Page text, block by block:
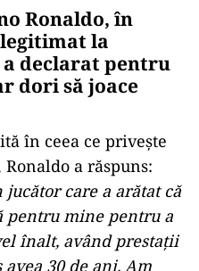
Ronaldo, în
la
declarat pentru
dori să joace
în ceea ce priveşte
a răspuns:
care a arătat că
pentru mine pentru a
înalt, având prestaţii
30 de ani. Am